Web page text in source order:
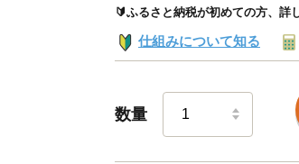
🔰ふるさと納税が初めての方、詳
仕組みについて知る
数量